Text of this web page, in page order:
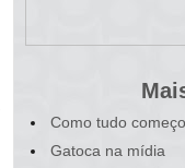
Como tudo
Gatoca na mídia